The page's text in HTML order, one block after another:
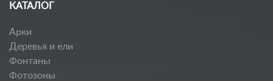
КАТАЛОГ
Арки
Деревья и ели
Фонтаны
Фотозоны